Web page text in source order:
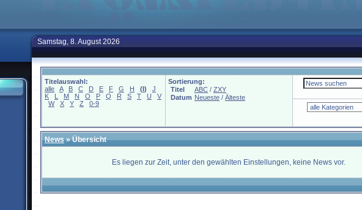
Samstag, 8. August 2026
Titelauswahl:
alle
A B C D E F G H (I)
J
K
L M N O P Q R S T U
V
W
X Y Z 0-9
Sortierung:
Titel
ABC / ZXY
Datum Neueste / Älteste
News» Übersicht
Es liegen zur Zeit, unter den gewählten Einstellungen, keine News vor.